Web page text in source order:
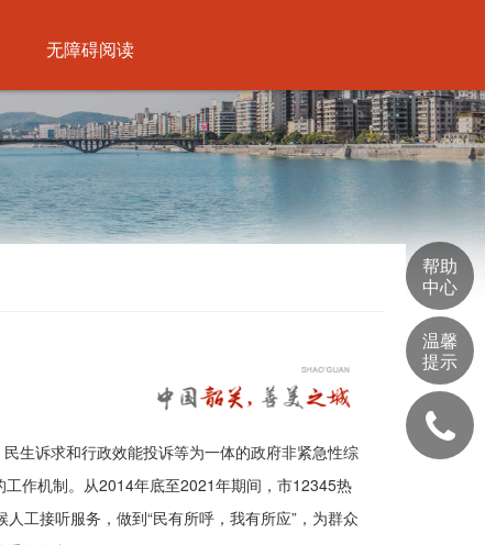
无障碍阅读
生诉求和行政效能投诉等为一体的政府非紧急性综
作机制。从2014年底至2021年期间，市12345热
工接听服务，做到“民有所呼，我有所应”，为群众
帮助
中心
温馨
提示